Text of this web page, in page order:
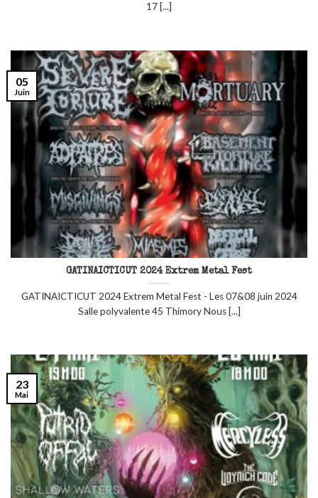
17 [...]
GATINAICTICUT 2024 Extrem Metal Fest
GATINAICTICUT 2024 Extrem Metal Fest - Les 07&08 juin 2024
Salle polyvalente 45 Thimory Nous [...]
05
Juin
23
Mai